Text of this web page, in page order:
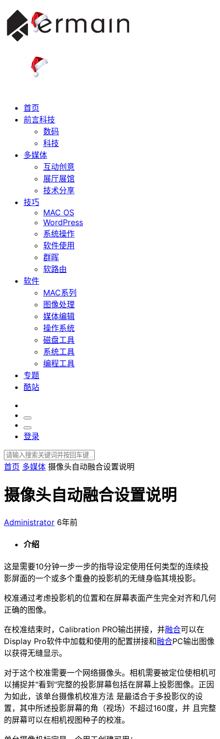
首页
前言科技
数码
科技
多媒体
互动创意
展厅展馆
技术分享
技巧
MAC OS
WordPress
系统操作
软件使用
群晖
软路由
软件
MAC系列
图像处理
媒体编辑
操作系统
磁盘工具
系统工具
编程工具
专题
酷站
登录
首页 多媒体 摄像头自动融合设置说明
摄像头自动融合设置说明
Administrator 6年前
介绍
这是需要10分钟一步一步的指导设定使用任何类型的连续投
影屏面的一个或多个重叠的投影机的无缝身临其境投影。
校准通过考虑投影机的位置和在屏幕表面产生完全对齐和几何
正确的图像。
在校准结束时，Calibration PRO输出拼接，并融合可以在
Display Pro软件中加载和使用的配置拼接和融合PC输出图像
以获得无缝显示。
对于这个校准需要一个网络摄像头。相机需要被定位使相机可
以捕捉并"看到"完整的投影屏幕包括在屏幕上投影图像。正因
为如此，该单台摄像机校准方法 是最适合于多投影仪的设
置，其中所述投影屏幕的角（视场）不超过160度，并 且完整
的屏幕可以在相机视图种子的校准。